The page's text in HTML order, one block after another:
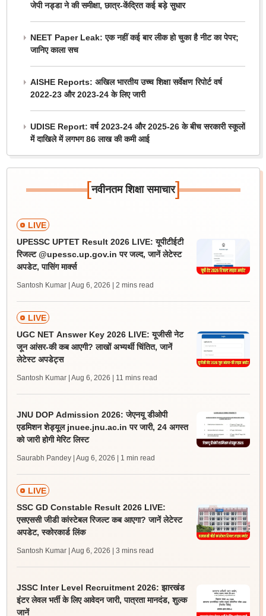
जेपी नड्डा ने की समीक्षा, छात्र-केंद्रित कई बड़े सुधार
NEET Paper Leak: एक नहीं कई बार लीक हो चुका है नीट का पेपर;
जानिए काला सच
AISHE Reports: अखिल भारतीय उच्च शिक्षा सर्वेक्षण रिपोर्ट वर्ष
2022-23 और 2023-24 के लिए जारी
UDISE Report: वर्ष 2023-24 और 2025-26 के बीच सरकारी स्कूलों
में दाखिले में लगभग 86 लाख की कमी आई
[नवीनतम शिक्षा समाचार]
LIVE
UPESSC UPTET Result 2026 LIVE: यूपीटीईटी
रिजल्ट @upessc.up.gov.in पर जल्द, जानें लेटेस्ट
अपडेट, पासिंग मार्क्स
Santosh Kumar | Aug 6, 2026 | 2 mins read
LIVE
UGC NET Answer Key 2026 LIVE: यूजीसी नेट
जून आंसर-की कब आएगी? लाखों अभ्यर्थी चिंतित, जानें
लेटेस्ट अपडेट्स
Santosh Kumar | Aug 6, 2026 | 11 mins read
JNU DOP Admission 2026: जेएनयू डीओपी
एडमिशन शेड्यूल jnuee.jnu.ac.in पर जारी, 24 अगस्त
को जारी होगी मेरिट लिस्ट
Saurabh Pandey | Aug 6, 2026 | 1 min read
LIVE
SSC GD Constable Result 2026 LIVE:
एसएससी जीडी कांस्टेबल रिजल्ट कब आएगा? जानें लेटेस्ट
अपडेट, स्कोरकार्ड लिंक
Santosh Kumar | Aug 6, 2026 | 3 mins read
JSSC Inter Level Recruitment 2026: झारखंड
इंटर लेवल भर्ती के लिए आवेदन जारी, पात्रता मानदंड, शुल्क
जानें